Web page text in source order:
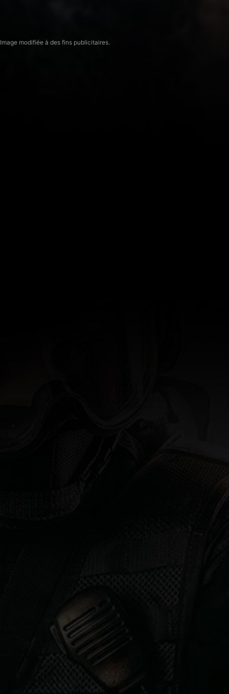
Image modifiée à des fins publicitaires.